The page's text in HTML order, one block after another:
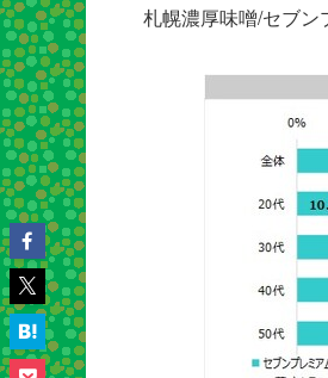
札幌濃厚味噌/セブン